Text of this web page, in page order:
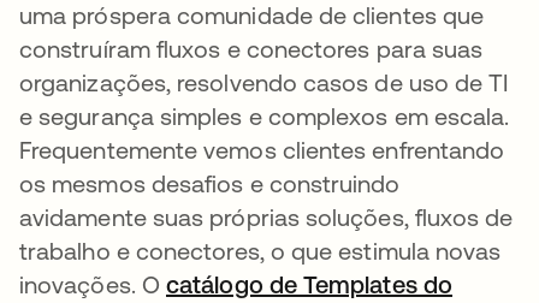
uma próspera comunidade de clientes que
construíram fluxos e conectores para suas
organizações, resolvendo casos de uso de TI
e segurança simples e complexos em escala.
Frequentemente vemos clientes enfrentando
os mesmos desafios e construindo
avidamente suas próprias soluções, fluxos de
trabalho e conectores, o que estimula novas
inovações. Ocatálogo de Templates do